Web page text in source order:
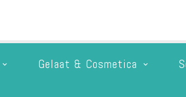
Gelaat & Cosmetica